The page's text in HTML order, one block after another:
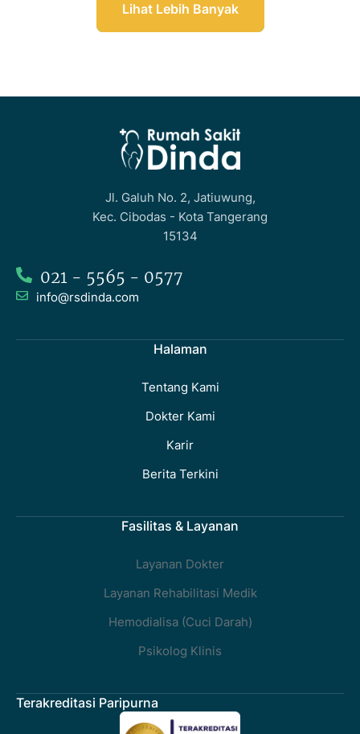
Lihat Lebih Banyak
Jl. Galuh No. 2, Jatiuwung,
Kec. Cibodas - Kota Tangerang
15134
021 - 5565 - 0577
info@rsdinda.com
Halaman
Tentang Kami
Dokter Kami
Karir
Berita Terkini
Fasilitas & Layanan
Layanan Dokter
Layanan Rehabilitasi Medik
Hemodialisa (Cuci Darah)
Psikolog Klinis
Terakreditasi Paripurna